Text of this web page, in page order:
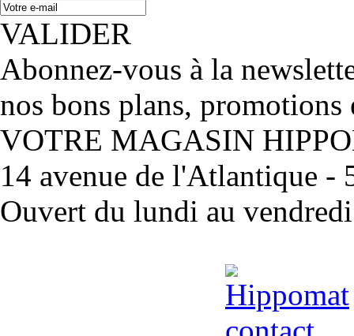
VALIDER
Abonnez-vous à la
nos bons plans, promotions
VOTRE MAGASIN
14 avenue de l'Atlantique -
Ouvert du lundi au